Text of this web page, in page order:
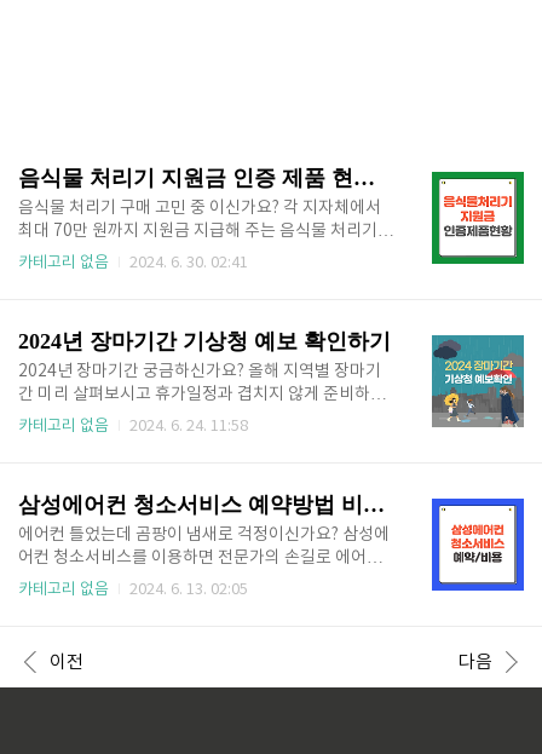
음식물 처리기 지원금 인증 제품 현황 확인 방법
음식물 처리기 구매 고민 중 이신가요? 각 지자체에서
최대 70만 원까지 지원금 지급해 주는 음식물 처리기
제품 따로 있습니다. 음식물 처리기 지원금 대상 인증
제품 리스트 알려드립니다. 인증 제품 현황은 수시로 변
동될 수 있습니다. 때문에 아래 목록 외에도 단체표준,
환경표지, K마크, Q마크 인증을 받은 음식물 처리기 제
품은 지원금 지급 대상이 될 수 있으니 구매 전 꼭 인증
제품 확인하시기 바랍니다. 인증 제품 확인 방법위에
는 ..
카테고리 없음 2024. 6. 30. 02:41
2024년 장마기간 기상청 예보 확인하기
2024년 장마기간 궁금하신가요? 올해 지역별 장마기
간 미리 살펴보시고 휴가일정과 겹치지 않게 준비하세
요! 2024년 장마기간과 기상청 예보 확인하는 곳 알려
전망됩니다. 이후 8월에 가을장마가 한차례 더 있을 것
으로 예상되는데요. 아래 버튼을 통해 장마기간 언제까
지인지 확인할 수 있습니다. 장마기간 확인하기👆 20
24년 장마기간 강수일수는 6월~7월 한 달 동안 약 17
일 동안 비가 내릴 것으로 전망됩니다. 지역별 장마 시
으로 하여 장마전선이 위쪽으로 올라오며 전국으로..
카테고리 없음 2024. 6. 24. 11:58
삼성에어컨 청소서비스 예약방법 비용 알아보기 (벽걸이, 스탠드, 천장형, 홈멀티)
에어컨 틀었는데 곰팡이 냄새로 걱정이신가요? 삼성에
어컨 청소서비스를 이용하면 전문가의 손길로 에어컨
청소하여 쾌적하게 이용가능합니다. 삼성케어플러스에
통하여 빠르게 예약해 보세요! ※ 청소예약 바로가기
👆 삼성에어컨 청소서비스 예약방법 본격적인 무더위
카테고리 없음 2024. 6. 13. 02:05
이전 다음